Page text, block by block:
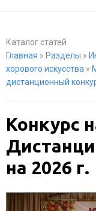
Каталог статей
Главная » Разделы »
хорового искусства »
дистанционный
Конкурс
на 2026 г.